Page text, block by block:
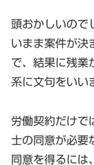
頭おかしいので
いまま案件が決
で、結果に残業
系に文句をいい
労働契約だけで
士の同意が必要
同意を得るには